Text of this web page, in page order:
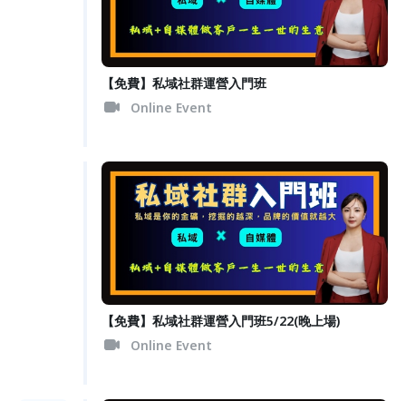
【免費】私域社群運營入門班
Online Event
【免費】私域社群運營入門班5/22(晚上場)
Online Event